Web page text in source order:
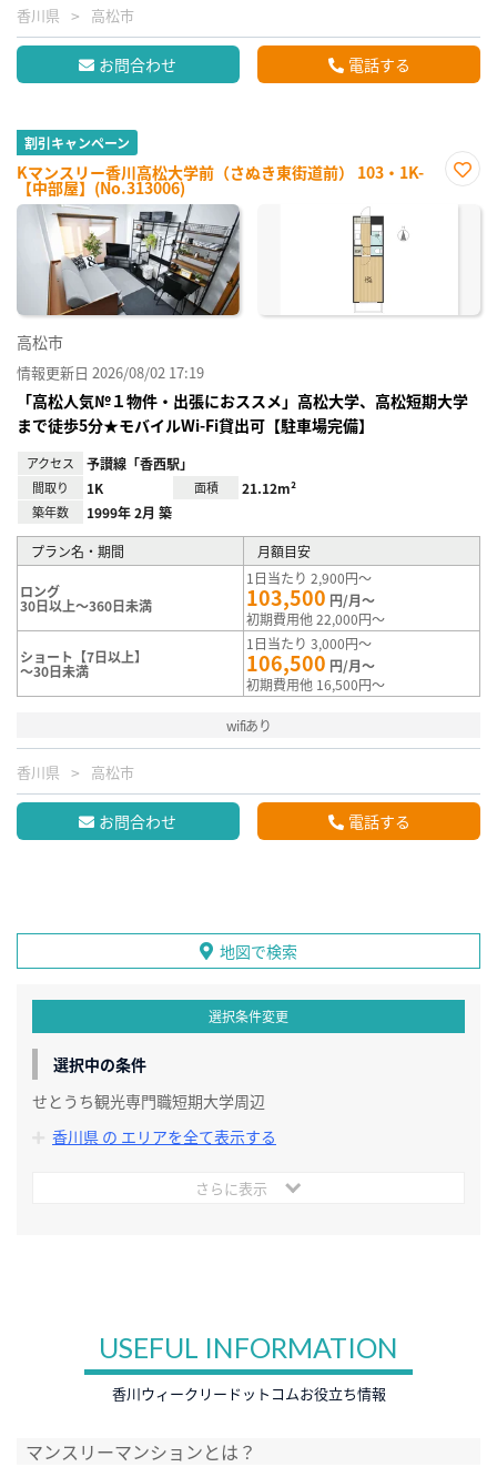
香川県 高松市
お問合わせ 電話する
割引キャンペーン
Kマンスリー香川高松大学前（さぬき東街道前） 103・1K-
【中部屋】(No.313006)
に入
高松市
情報更新日 2026/08/02 17:19
「高松人気№１物件・出張におススメ」高松大学、高松短期大学
まで徒歩5分★モバイルWi-Fi貸出可【駐車場完備】
アクセス 予讃線「香西駅」
間取り 1K 面積 21.12m²
築年数 1999年 2月 築
プラン名・期間 月額目安
ロング
30日以上～360日未満
1日当たり 2,900円～
103,500 円/月～
初期費用他 22,000円～
ショート【7日以上】
～30日未満
1日当たり 3,000円～
106,500 円/月～
初期費用他 16,500円～
wifiあり
香川県 高松市
お問合わせ 電話する
地図で検索
選択条件変更
選択中の条件
せとうち観光専門職短期大学周辺
香川県 の エリアを全て表示する
さらに表示
USEFUL INFORMATION
香川ウィークリードットコムお役立ち情報
マンスリーマンションとは？